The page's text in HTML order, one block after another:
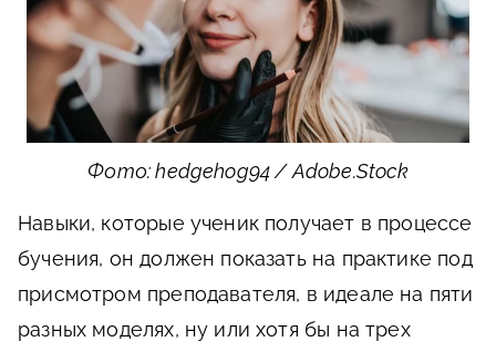
Фото: hedgehog94 / Adobe.Stock
Навыки, которые ученик получает в процессе
бучения, он должен показать на практике под
присмотром преподавателя, в идеале на пяти
разных моделях, ну или хотя бы на трех